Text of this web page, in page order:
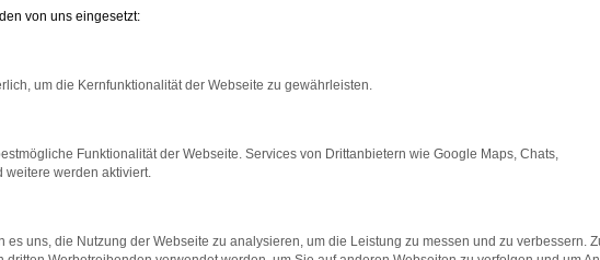
von uns eingesetzt:
um die Kernfunktionalität der Webseite zu gewährleisten.
Funktionalität der Webseite. Services von Drittanbietern wie Google Maps, Chats,
weitere werden aktiviert.
es uns, die Nutzung der Webseite zu analysieren, um die Leistung zu messen und zu verbessern.